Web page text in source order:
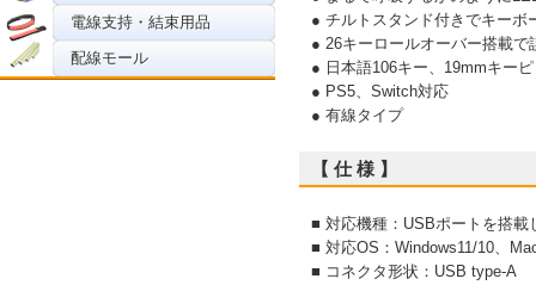
電線支持・結束用品
配線モール
● チルトスタンド付きでキーボ
● 26キーロールオーバー搭載
● 日本語106キー、19mmキー
● PS5、Switch対応
● 有線タイプ
【 仕 様 】
■ 対応機種：USBポートを搭
■ 対応OS：Windows11/10、
■ コネクタ形状：USB type-A